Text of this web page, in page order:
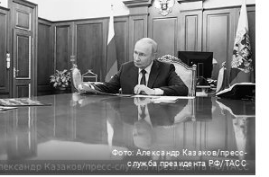
Фото: Александр Казаков/пресс-
служба президента РФ/ТАСС